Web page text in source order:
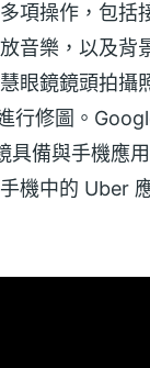
項操作，包括
音樂，以及背
眼鏡鏡頭拍攝
行修圖。
具備與手機應
機中的 Uber